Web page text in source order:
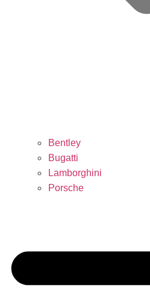
Bentley
Bugatti
Lamborghini
Porsche